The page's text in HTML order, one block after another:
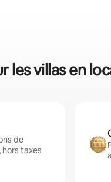
les villas en
de
taxes